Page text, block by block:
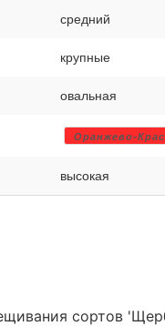
средний
крупные
овальная
Оранжево-
высокая
сортов